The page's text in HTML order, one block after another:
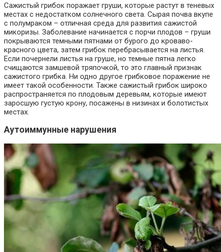
Сажистый грибок поражает груши, которые растут в теневых
местах с недостатком солнечного света. Сырая почва вкупе
с полумраком – отличная среда для развития сажистой
микоризы. Заболевание начинается с порчи плодов – груши
покрываются темными пятнами от бурого до кроваво-
красного цвета, затем грибок перебрасывается на листья.
Если почернели листья на груше, но темные пятна легко
счищаются замшевой тряпочкой, то это главный признак
сажистого грибка. Ни одно другое грибковое поражение не
имеет такой особенности. Также сажистый грибок широко
распространяется по плодовым деревьям, которые имеют
заросшую густую крону, посажены в низинах и болотистых
местах.
Аутоиммунные нарушения